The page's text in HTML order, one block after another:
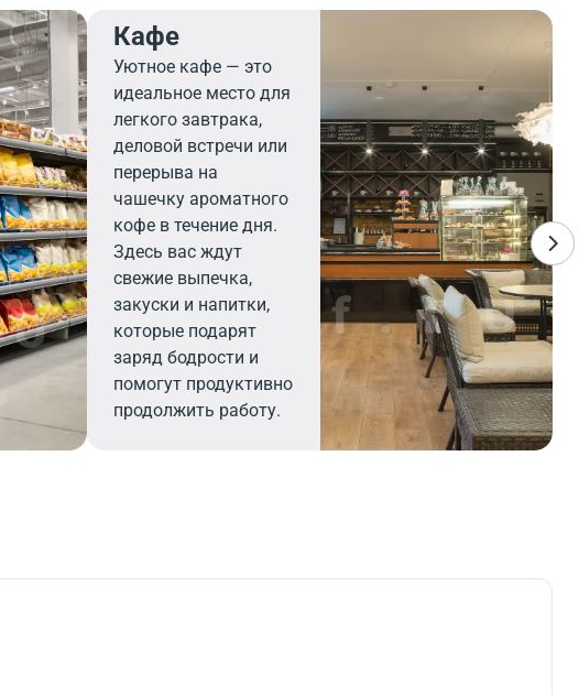
Кафе
Уютное кафе — это
идеальное место для
легкого завтрака,
деловой встречи или
перерыва на
чашечку ароматного
кофе в течение дня.
Здесь вас ждут
свежие выпечка,
закуски и напитки,
которые подарят
заряд бодрости и
помогут продуктивно
продолжить работу.